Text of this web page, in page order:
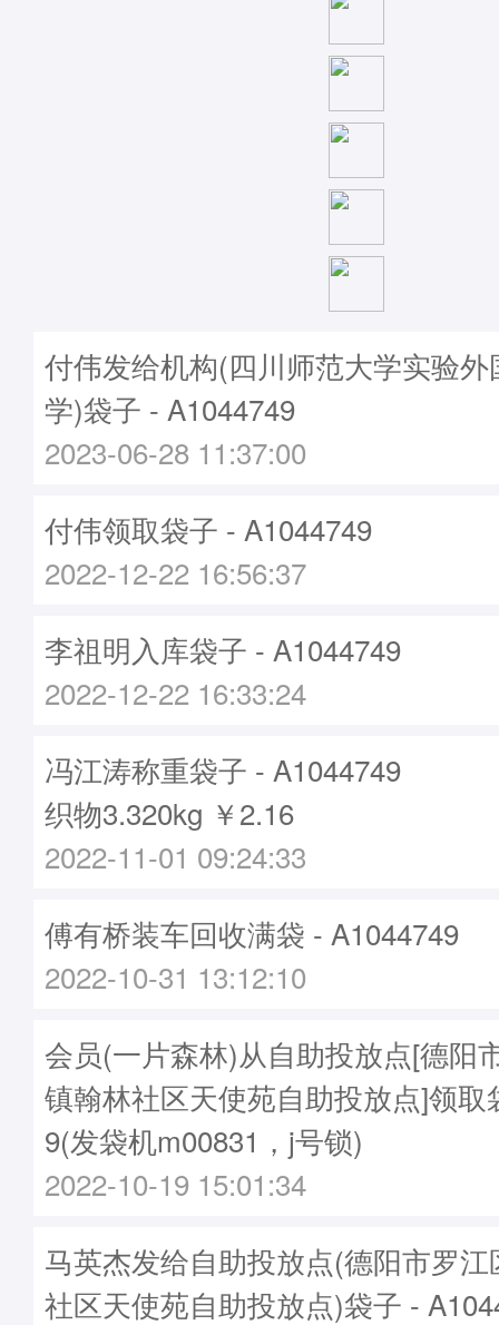
付伟发给机构(四川师范大学实验
学)袋子 - A1044749
2023-06-28 11:37:00
付伟领取袋子 - A1044749
2022-12-22 16:56:37
李祖明入库袋子 - A1044749
2022-12-22 16:33:24
冯江涛称重袋子 - A1044749
织物3.320kg ￥2.16
2022-11-01 09:24:33
傅有桥装车回收满袋 - A1044749
2022-10-31 13:12:10
会员(一片森林)从自助投放点[德阳
镇翰林社区天使苑自助投放点]领取
9(发袋机m00831，j号锁)
2022-10-19 15:01:34
马英杰发给自助投放点(德阳市罗
社区天使苑自助投放点)袋子 -